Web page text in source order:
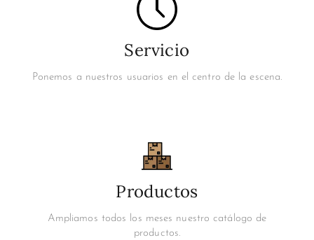
Servicio
Ponemos a nuestros usuarios en el centro de la escena.
Productos
Ampliamos todos los meses nuestro catálogo de
productos.